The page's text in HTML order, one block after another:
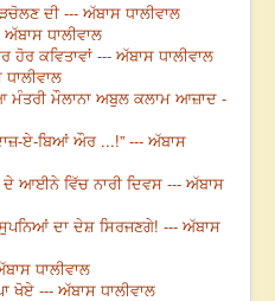
ਦੀ --- ਅੱਬਾਸ ਧਾਲੀਵਾਲ
ਧਾਲੀਵਾਲ
ਹੋਰ ਕਵਿਤਾਵਾਂ --- ਅੱਬਾਸ ਧਾਲੀਵਾਲ
ਮੰਤਰੀ ਮੌਲਾਨਾ ਅਬੁਲ ਕਲਾਮ ਆਜ਼ਾਦ -
ਏ-ਬਿਆਂ ਔਰ ...!” --- ਅੱਬਾਸ
ਦੇ ਆਈਨੇ ਵਿੱਚ ਨਾਰੀ ਦਿਵਸ --- ਅੱਬਾਸ
ਦਾ ਦੇਸ਼ ਸਿਰਜਣਗੇ! --- ਅੱਬਾਸ
ਧਾਲੀਵਾਲ
ਖੋਏ --- ਅੱਬਾਸ ਧਾਲੀਵਾਲ